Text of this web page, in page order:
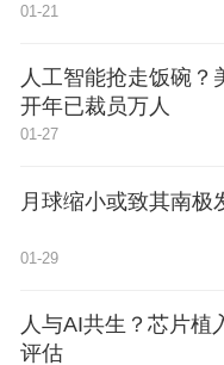
戴。荣获黑龙江省教
等奖。
赵洪宾同志为我国给
友，深受领导和同志
们沉痛悼念并深切缅
兹定于2024年1月24
01-21
人工智能抢走饭碗？
开年已裁员万人
01-27
月球缩小或致其南极
01-29
人与AI共生？芯片植
评估